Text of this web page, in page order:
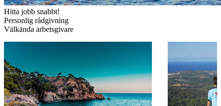
Hitta jobb snabbt!
Personlig rådgivning
Välkända arbetsgivare